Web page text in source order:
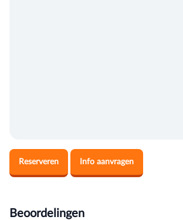
Reserveren Info aanvragen
Beoordelingen